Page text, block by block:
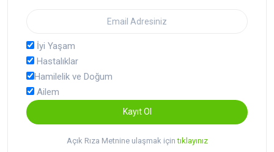
İyi Yaşam
Hastalıklar
Hamilelik ve Doğum
Ailem
Kayıt Ol
Açık Rıza Metnine ulaşmak içintıklayınız